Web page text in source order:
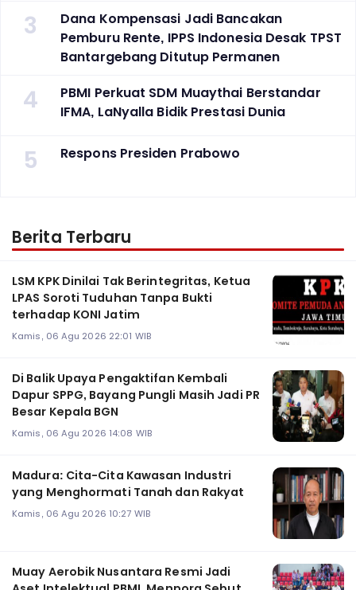
3
Dana Kompensasi Jadi Bancakan
Pemburu Rente, IPPS Indonesia Desak TPST
Bantargebang Ditutup Permanen
4
PBMI Perkuat SDM Muaythai Berstandar
IFMA, LaNyalla Bidik Prestasi Dunia
5 Respons Presiden Prabowo
Berita Terbaru
LSM KPK Dinilai Tak Berintegritas, Ketua
LPAS Soroti Tuduhan Tanpa Bukti
terhadap KONI Jatim
Kamis, 06 Agu 2026 22:01 WIB
Di Balik Upaya Pengaktifan Kembali
Dapur SPPG, Bayang Pungli Masih Jadi PR
Besar Kepala BGN
Kamis, 06 Agu 2026 14:08 WIB
Madura: Cita-Cita Kawasan Industri
yang Menghormati Tanah dan Rakyat
Kamis, 06 Agu 2026 10:27 WIB
Muay Aerobik Nusantara Resmi Jadi